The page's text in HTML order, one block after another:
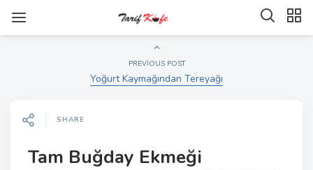
PREVIOUS POST
Yoğurt Kaymağından Tereyağı
SHARE
Tam Buğday Ekmeği